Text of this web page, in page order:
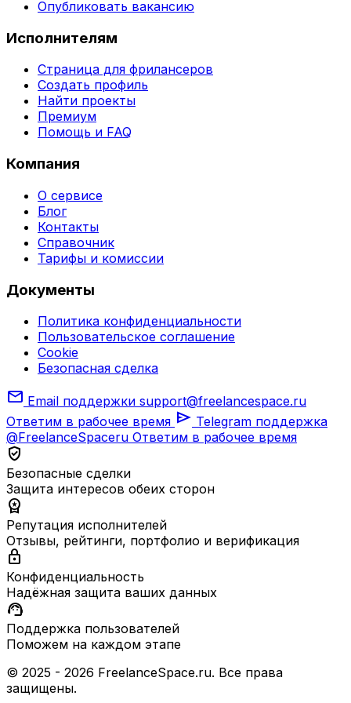
Опубликовать вакансию
Исполнителям
Страница для фрилансеров
Создать профиль
Найти проекты
Премиум
Помощь и FAQ
Компания
О сервисе
Блог
Контакты
Справочник
Тарифы и комиссии
Документы
Политика конфиденциальности
Пользовательское соглашение
Cookie
Безопасная сделка
mail Email поддержки support@freelancespace.ru
Ответим в рабочее время send Telegram поддержка
@FreelanceSpaceru Ответим в рабочее время
verified_user
Безопасные сделки
Защита интересов обеих сторон
workspace_premium
Репутация исполнителей
Отзывы, рейтинги, портфолио и верификация
lock
Конфиденциальность
Надёжная защита ваших данных
support_agent
Поддержка пользователей
Поможем на каждом этапе
© 2025 - 2026 FreelanceSpace.ru. Все права
защищены.